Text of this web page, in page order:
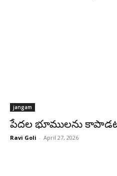
jangam
పేదల భూములను
Ravi Goli - April 27, 2026